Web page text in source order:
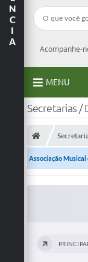
Acompanhe-
MENU
A Prefeitura
Secretarias
Telefones
Licitações
N
C
I
A
Secretarias /
Associação
PRINCIPAL